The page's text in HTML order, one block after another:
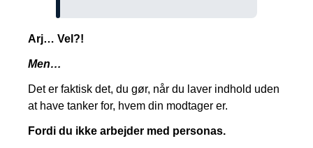
Arj… Vel?!
Men…
Det er faktisk det, du gør, når du laver indhold uden
at have tanker for, hvem din modtager er.
Fordi du ikke arbejder med personas.